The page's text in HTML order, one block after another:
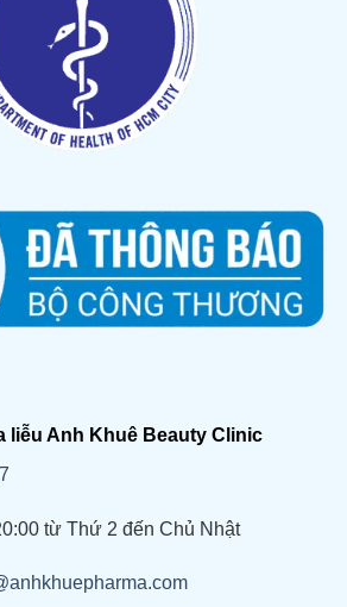
liễu Anh Khuê Beauty Clinic
từ Thứ 2 đến Chủ Nhật